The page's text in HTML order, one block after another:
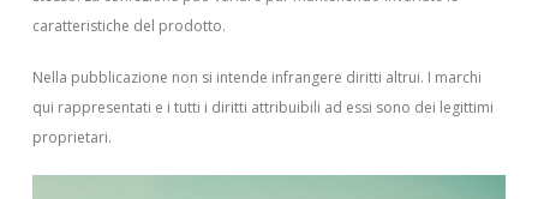
caratteristiche del prodotto.
Nella pubblicazione non si intende infrangere diritti altrui. I marchi
qui rappresentati e i tutti i diritti attribuibili ad essi sono dei legittimi
proprietari.